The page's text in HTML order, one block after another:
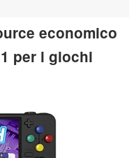
economico
per i giochi